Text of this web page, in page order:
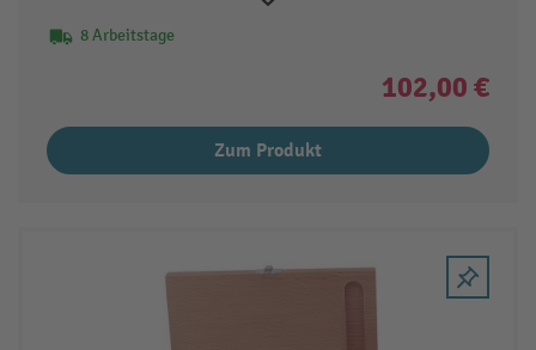
8 Arbeitstage
102,00 €
Zum Produkt